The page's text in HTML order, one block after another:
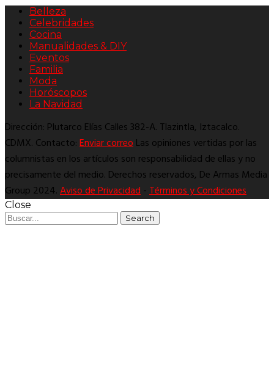
Belleza
Celebridades
Cocina
Manualidades & DIY
Eventos
Familia
Moda
Horóscopos
La Navidad
Dirección: Plutarco Elías Calles 382-A. Tlazintla, Iztacalco.
CDMX. Contacto:Enviar correoLas opiniones vertidas por las
columnistas en los artículos son responsabilidad de ellas y no
precisamente del medio. Derechos reservados, De Armas Media
Group 2024.Aviso de Privacidad-Términos y Condiciones
Close